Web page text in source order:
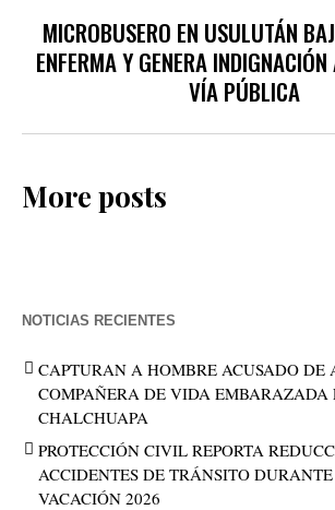
MICROBUSERO EN USULUTÁN
ENFERMA Y GENERA
VÍA PÚBLICA
More posts
NOTICIAS RECIENTES
CAPTURAN A HOMBRE ACUSADO DE
COMPAÑERA DE VIDA EMBARAZADA
CHALCHUAPA
PROTECCIÓN CIVIL REPORTA
ACCIDENTES DE TRÁNSITO
VACACIÓN 2026